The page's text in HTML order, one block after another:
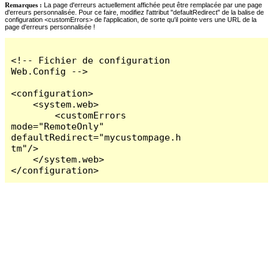
Remarques : La page d'erreurs actuellement affichée peut être remplacée par une page
d'erreurs personnalisée. Pour ce faire, modifiez l'attribut "defaultRedirect" de la balise de
configuration <customErrors> de l'application, de sorte qu'il pointe vers une URL de la
page d'erreurs personnalisée !
<!-- Fichier de configuration
Web.Config -->
<configuration>
    <system.web>
        <customErrors
mode="RemoteOnly"
defaultRedirect="mycustompage.h
tm"/>
    </system.web>
</configuration>